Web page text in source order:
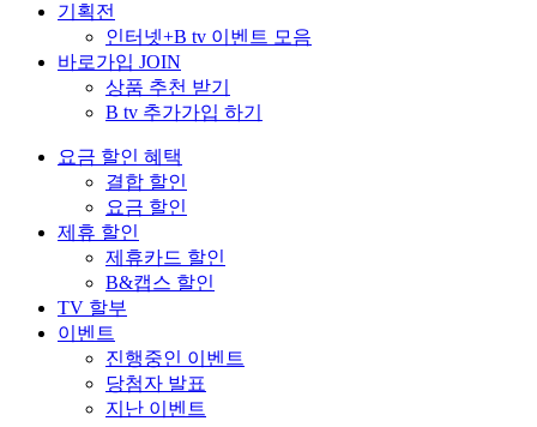
기획전
인터넷+B tv 이벤트 모음
바로가입 JOIN
상품 추천 받기
B tv 추가가입 하기
요금 할인 혜택
결합 할인
요금 할인
제휴 할인
제휴카드 할인
B&캡스 할인
TV 할부
이벤트
진행중인 이벤트
당첨자 발표
지난 이벤트